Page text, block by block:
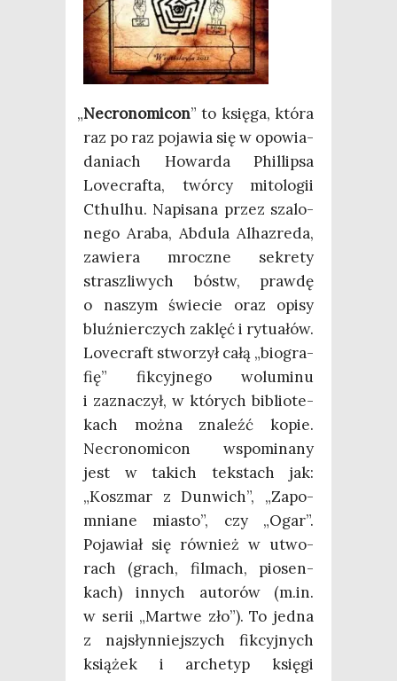
„Necro­no­mi­con” to księ­ga, któ­ra
raz po raz poja­wia się w opo­wia­
da­niach Howar­da Phil­lip­sa
Love­cra­fta, twór­cy mito­lo­gii
Cthul­hu. Napi­sa­na przez sza­lo­
ne­go Ara­ba, Abdu­la Alha­zre­da,
zawie­ra mrocz­ne sekre­ty
strasz­li­wych bóstw, praw­dę
o naszym świe­cie oraz opi­sy
bluź­nier­czych zaklęć i rytu­ałów.
Love­craft stwo­rzył całą „bio­gra­
fię” fik­cyj­ne­go wolu­mi­nu
i zazna­czył, w któ­rych biblio­te­
kach moż­na zna­leźć kopie.
Necro­no­mi­con wspo­mi­na­ny
jest w takich tek­stach jak:
„Kosz­mar z Dun­wich”, „Zapo­
mnia­ne mia­sto”, czy „Ogar”.
Poja­wiał się rów­nież w utwo­
rach (grach, fil­mach, pio­sen­
kach) innych auto­rów (m.in.
w serii „Mar­twe zło”). To jed­na
z naj­słyn­niej­szych fik­cyj­nych
ksią­żek i arche­typ księ­gi